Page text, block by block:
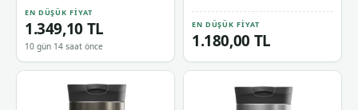
EN DÜŞÜK FIYAT
1.349,10 TL
10 gün 14 saat önce
EN DÜŞÜK FIYAT
1.180,00 TL